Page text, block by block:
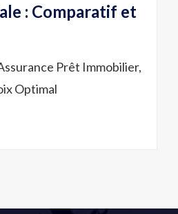
: Comparatif et
Prêt Immobilier,
Optimal